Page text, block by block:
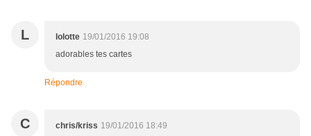
L lolotte 19/01/2016 19:08
adorables tes cartes
Répondre
C chris/kriss 19/01/2016 18:49